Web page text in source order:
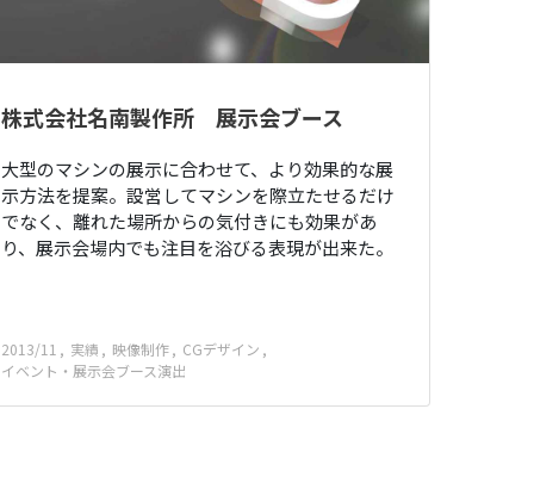
株式会社名南製作所 展示会ブース
大型のマシンの展示に合わせて、より効果的な展
示方法を提案。設営してマシンを際立たせるだけ
でなく、離れた場所からの気付きにも効果があ
り、展示会場内でも注目を浴びる表現が出来た。
2013/11 実績 映像制作
CGデザイン
イベント・展示会ブース演出